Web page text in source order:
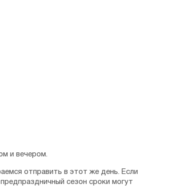
и вечером.
отправить в этот же день. Если
сезон сроки могут